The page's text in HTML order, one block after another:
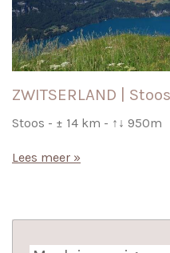
ZWITSERLAND | Stoos
Stoos - ± 14 km - ↑↓ 950m
Lees meer »